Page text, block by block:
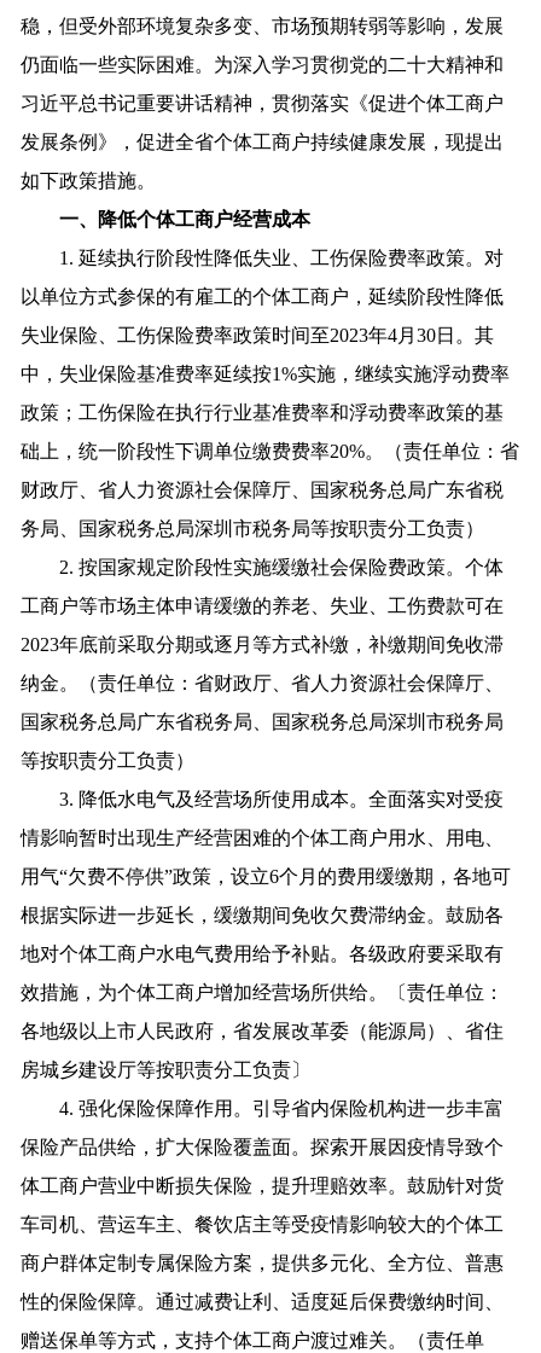
稳，但受外部环境复杂多变、市场预期转弱等影响，发展
仍面临一些实际困难。为深入学习贯彻党的二十大精神和
习近平总书记重要讲话精神，贯彻落实《促进个体工商户
发展条例》，促进全省个体工商户持续健康发展，现提出
如下政策措施。
一、降低个体工商户经营成本
1. 延续执行阶段性降低失业、工伤保险费率政策。对
以单位方式参保的有雇工的个体工商户，延续阶段性降低
失业保险、工伤保险费率政策时间至2023年4月30日。其
中，失业保险基准费率延续按1%实施，继续实施浮动费率
政策；工伤保险在执行行业基准费率和浮动费率政策的基
础上，统一阶段性下调单位缴费费率20%。（责任单位：省
财政厅、省人力资源社会保障厅、国家税务总局广东省税
务局、国家税务总局深圳市税务局等按职责分工负责）
2. 按国家规定阶段性实施缓缴社会保险费政策。个体
工商户等市场主体申请缓缴的养老、失业、工伤费款可在
2023年底前采取分期或逐月等方式补缴，补缴期间免收滞
纳金。（责任单位：省财政厅、省人力资源社会保障厅、
国家税务总局广东省税务局、国家税务总局深圳市税务局
等按职责分工负责）
3. 降低水电气及经营场所使用成本。全面落实对受疫
情影响暂时出现生产经营困难的个体工商户用水、用电、
用气“欠费不停供”政策，设立6个月的费用缓缴期，各地可
根据实际进一步延长，缓缴期间免收欠费滞纳金。鼓励各
地对个体工商户水电气费用给予补贴。各级政府要采取有
效措施，为个体工商户增加经营场所供给。〔责任单位：
各地级以上市人民政府，省发展改革委（能源局）、省住
房城乡建设厅等按职责分工负责〕
4. 强化保险保障作用。引导省内保险机构进一步丰富
保险产品供给，扩大保险覆盖面。探索开展因疫情导致个
体工商户营业中断损失保险，提升理赔效率。鼓励针对货
车司机、营运车主、餐饮店主等受疫情影响较大的个体工
商户群体定制专属保险方案，提供多元化、全方位、普惠
性的保险保障。通过减费让利、适度延后保费缴纳时间、
赠送保单等方式，支持个体工商户渡过难关。（责任单